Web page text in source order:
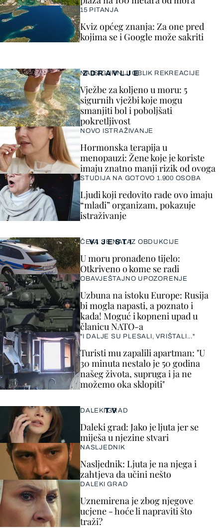
VIJESTI
ČEKA SE NALAZ OBDUKCIJE
U moru pronađeno tijelo:
Otkriveno o kome se radi
OBAVJEŠTAJNO UPOZORENJE
Uzbuna na istoku Europe: Rusija
bi mogla napasti, a poznato i
kada! Moguć i kopneni upad u
članicu NATO-a
"I DALJE SU PLESALI, VRIŠTALI..."
Turisti mu zapalili apartman: "U
30 minuta nestalo je 50 godina
našeg života, supruga i ja ne
možemo oka sklopiti"
ZDRAVLJE
NAJSIGURNIJI OBLIK REKREACIJE
Vježbe za koljeno u moru: 5
sigurnih vježbi koje mogu
smanjiti bol i poboljšati
pokretljivost
NOVO ISTRAŽIVANJE
Hormonska terapija u
menopauzi: Žene koje je koriste
imaju znatno manji rizik od ovoga
STUDIJA NA GOTOVO 1.900 OSOBA
Ljudi koji redovito rade ovo imaju
“mlađi” organizam, pokazuje
istraživanje
TV
DALEKI GRAD
Daleki grad: Jako je ljuta jer se
miješa u njezine stvari
NASLJEDNIK
Nasljednik: Ljuta je na njega i
zahtjeva da učini nešto
DALEKI GRAD
Uznemirena je zbog njegove
ucjene - hoće li napraviti što
traži?
15 PITANJA
Kviz općeg znanja: Za one pred
kojima se i Google može sakriti